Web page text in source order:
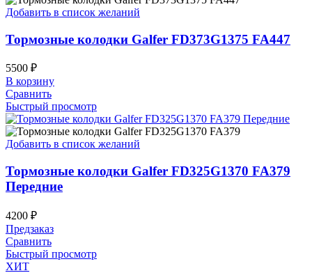
Добавить в список желаний
Тормозные колодки Galfer FD373G1375 FA447
5500 ₽
В корзину
Сравнить
Быстрый просмотр
Добавить в список желаний
Тормозные колодки Galfer FD325G1370 FA379
Передние
4200 ₽
Предзаказ
Сравнить
Быстрый просмотр
ХИТ